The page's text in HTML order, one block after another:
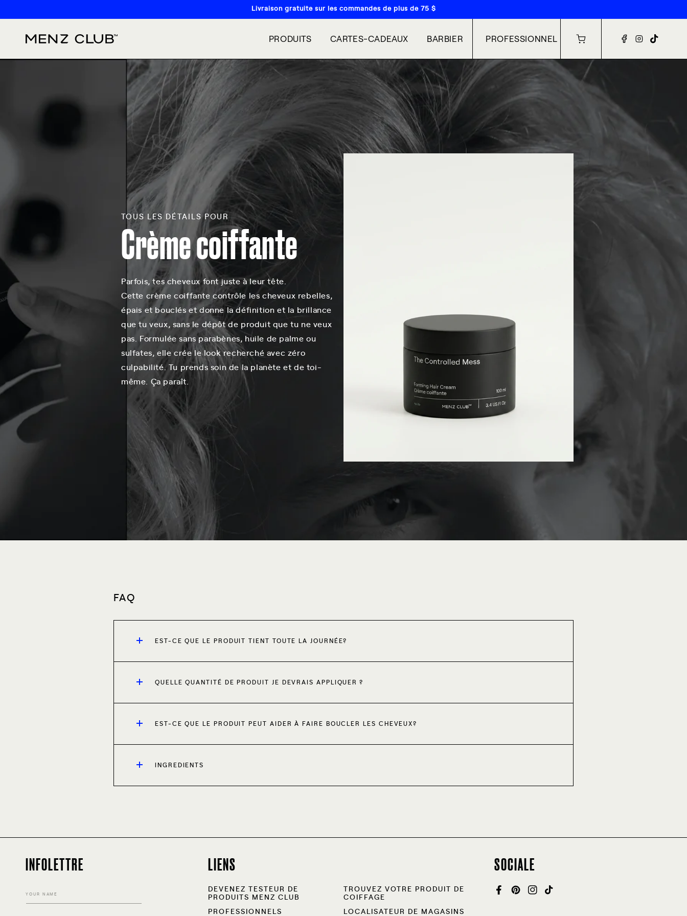
Livraison gratuite sur les commandes de plus de 75 $
PRODUITS CARTES-CADEAUX BARBIER PROFESSIONNEL
Chariot
Facebook
Instagram
TikTok
TOUS LES DÉTAILS POUR
Crème coiffante
Parfois, tes cheveux font juste à leur tête.
Cette crème coiffante contrôle les cheveux rebelles,
épais et bouclés et donne la définition et la brillance
que tu veux, sans le dépôt de produit que tu ne veux
pas. Formulée sans parabènes, huile de palme ou
sulfates, elle crée le look recherché avec zéro
culpabilité. Tu prends soin de la planète et de toi-
même. Ça paraît.
FAQ
EST-CE QUE LE PRODUIT TIENT TOUTE LA JOURNÉE?
QUELLE QUANTITÉ DE PRODUIT JE DEVRAIS APPLIQUER ?
EST-CE QUE LE PRODUIT PEUT AIDER À FAIRE BOUCLER LES CHEVEUX?
INGREDIENTS
INFOLETTRE
YOUR NAME
LIENS
DEVENEZ TESTEUR DE
PRODUITS MENZ CLUB
TROUVEZ VOTRE PRODUIT DE
COIFFAGE
PROFESSIONNELS
LOCALISATEUR DE MAGASINS
SOCIALE
FACEBOOK
PINTEREST
INSTAGRAM
TIKTOK